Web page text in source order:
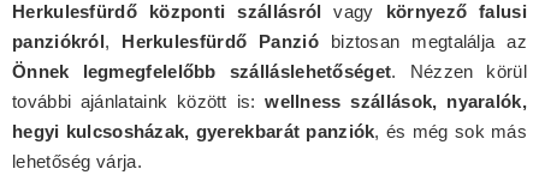
Herkulesfürdő központi szállásról vagy környező falusi
panziókról, Herkulesfürdő Panzió biztosan megtalálja az
Önnek legmegfelelőbb szálláslehetőséget. Nézzen körül
további ajánlataink között is:wellness szállások, nyaralók,
hegyi kulcsosházak, gyerekbarát panziók, és még sok más
lehetőség várja.